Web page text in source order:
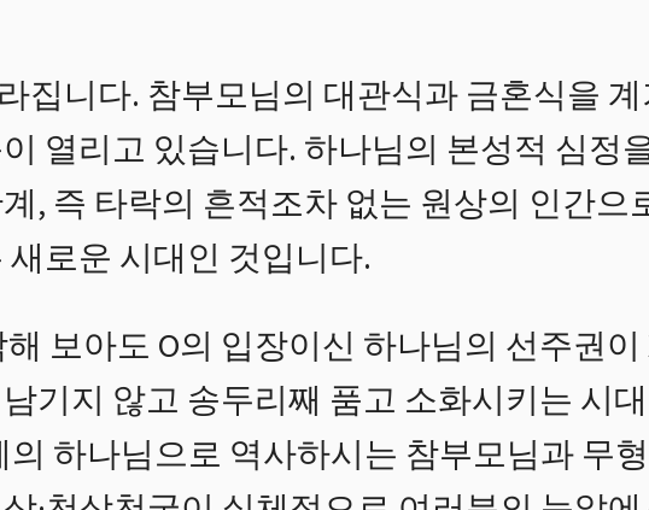
집니다. 참부모님의 대관식과 금혼식을
열리고 있습니다. 하나님의 본성적 심정
, 즉 타락의 흔적조차 없는 원상의 인간으
로운 시대인 것입니다.
보아도 O의 입장이신 하나님의 선주권이
기지 않고 송두리째 품고 소화시키는 시
하나님으로 역사하시는 참부모님과 무